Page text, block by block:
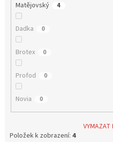
Matějovský 4
Dadka 0
Brotex 0
Profod 0
Novia 0
VYMAZAT
Položek k zobrazení: 4